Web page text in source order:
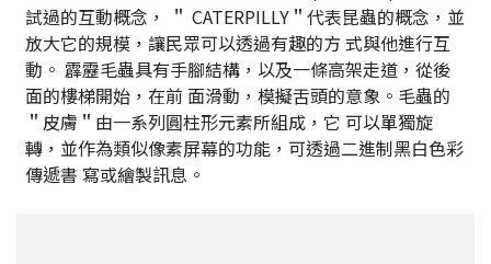
試過的互動概念， ＂ CATERPILLY＂代表昆蟲的概念，並
放大它的規模，讓民眾可以透過有趣的方 式與他進行互
動。 霹靂毛蟲具有手腳結構，以及一條高架走道，從後
面的樓梯開始，在前 面滑動，模擬舌頭的意象。毛蟲的
＂皮膚＂由一系列圓柱形元素所組成，它 可以單獨旋
轉，並作為類似像素屏幕的功能，可透過二進制黑白色彩
傳遞書 寫或繪製訊息。